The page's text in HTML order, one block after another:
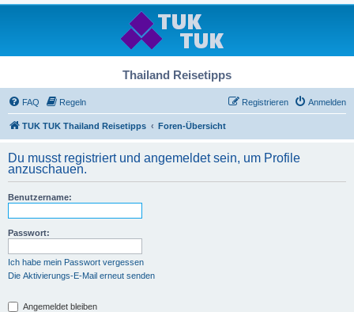
Thailand Reisetipps
FAQ Regeln Anmelden
Registrieren
TUK TUK Thailand Reisetipps Foren-Übersicht
Du musst registriert und angemeldet sein, um Profile
anzuschauen.
Benutzername:
Passwort:
Ich habe mein Passwort vergessen
Die Aktivierungs-E-Mail erneut senden
Angemeldet bleiben